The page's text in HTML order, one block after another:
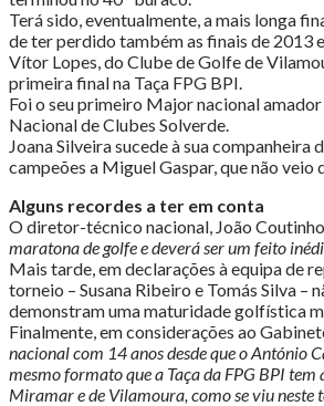
Terá sido, eventualmente, a mais longa
de ter perdido também as finais de 2013
Vítor Lopes, do Clube de Golfe de
primeira final na Taça FPG BPI.
Foi o seu primeiro Major nacional
Nacional de Clubes Solverde.
Joana Silveira sucede à sua
campeões a Miguel Gaspar, que não
Alguns recordes a ter em conta
O diretor-técnico nacional, João
maratona de golfe e deverá ser um feito
Mais tarde, em declarações à equipa de
torneio – Susana Ribeiro e Tomás Silva
demonstram uma maturidade golfística
Finalmente, em considerações ao
nacional com 14 anos desde que o António
mesmo formato que a Taça da FPG BPI
Miramar e de Vilamoura, como se viu neste